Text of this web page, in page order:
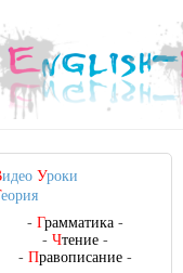
идео Уроки
еория
- Грамматика -
- Чтение -
- Правописание -